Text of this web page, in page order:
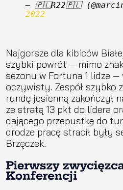
— 🇵🇱R22🇵🇱
2022
Najgorsze dla kibiców
szybki powrót — mimo
sezonu w Fortuna 1 lidze
oczywisty. Zespół szybko
rundę jesienną zakończył
ze stratą 13 pkt do lidera
dającego przepustkę do
drodze pracę stracił były
Brzęczek.
Pierwszy
Konferencji